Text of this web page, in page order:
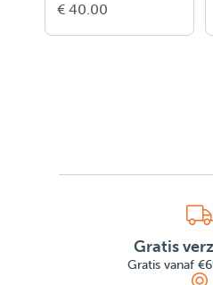
€ 40.00
Gratis
Gratis vanaf